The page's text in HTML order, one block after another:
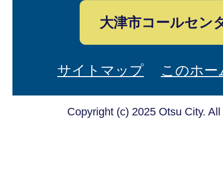
大津市コールセン
サイトマップ このホ
Copyright (c) 2025 Otsu City.